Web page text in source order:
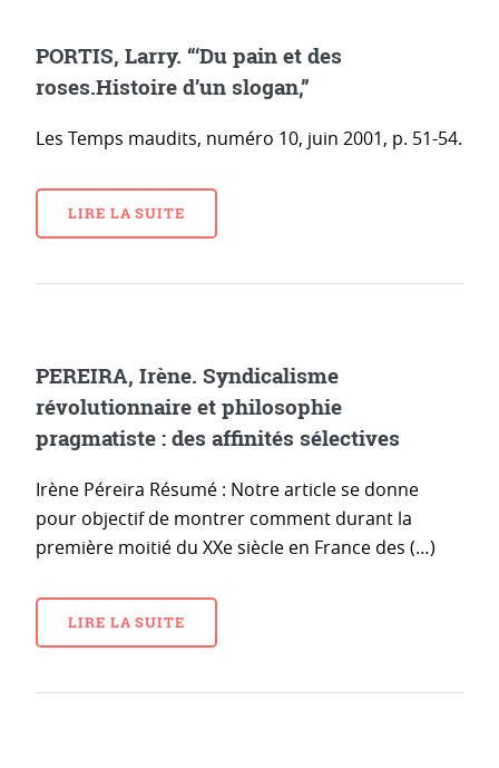
PORTIS, Larry. “‘Du pain et des
roses.Histoire d’un slogan,”
Les Temps maudits, numéro 10, juin 2001, p. 51-54.
LIRE LA SUITE
PEREIRA, Irène. Syndicalisme
révolutionnaire et philosophie
pragmatiste : des affinités sélectives
Irène Péreira Résumé : Notre article se donne
pour objectif de montrer comment durant la
première moitié du XXe siècle en France des (…)
LIRE LA SUITE